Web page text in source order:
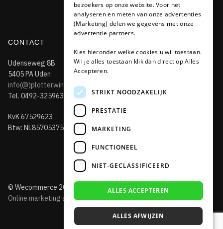
CONTACT
Udenseweg 8B
5405 PA Uden
info(@)plotterwinkel.nl
Tel. 0492-325963
KvK 67529623
Btw: NL857053759B01
© Wecommerce 2019
Online marketing advies + webshops
bezoekers op onze website. Voor het
analyseren en meten van onze advertenties
(Marketing) delen we gegevens met onze
advertentie partners.
Kies hieronder welke cookies u wil toestaan.
Wil je alles toestaan klik dan direct op Alles
Accepteren.
STRIKT NOODZAKELIJK
PRESTATIE
MARKETING
FUNCTIONEEL
NIET-GECLASSIFICEERD
ALLES ACCEPTEREN
ALLES AFWIJZEN